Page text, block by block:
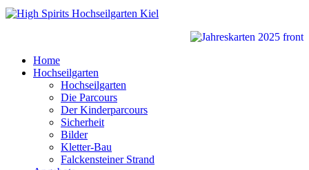
Home
Hochseilgarten
Hochseilgarten
Die Parcours
Der Kinderparcours
Sicherheit
Bilder
Kletter-Bau
Falckensteiner Strand